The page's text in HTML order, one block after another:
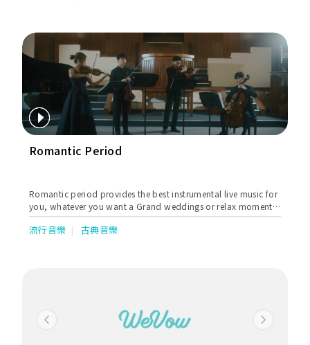
Romantic Period
Romantic period provides the best instrumental live music for
you, whatever you want a Grand weddings or relax moment.
Romantic period provide one of the best Wedding
instrumental music in Hong Kong. We also provide services for
流行音樂 古典音樂
Previous Next